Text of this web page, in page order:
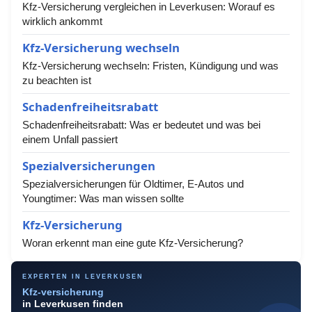
Kfz-Versicherung vergleichen in Leverkusen: Worauf es
wirklich ankommt
Kfz-Versicherung wechseln
Kfz-Versicherung wechseln: Fristen, Kündigung und was
zu beachten ist
Schadenfreiheitsrabatt
Schadenfreiheitsrabatt: Was er bedeutet und was bei
einem Unfall passiert
Spezialversicherungen
Spezialversicherungen für Oldtimer, E-Autos und
Youngtimer: Was man wissen sollte
Kfz-Versicherung
Woran erkennt man eine gute Kfz-Versicherung?
EXPERTEN IN LEVERKUSEN
Kfz-versicherung
in Leverkusen finden